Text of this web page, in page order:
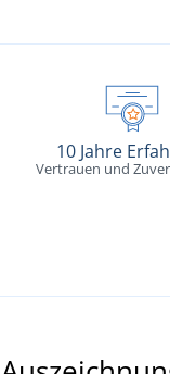
10 Jahre
Vertrauen und